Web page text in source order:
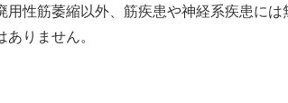
用性筋萎縮以外、筋疾患や神経系疾患に
りません。